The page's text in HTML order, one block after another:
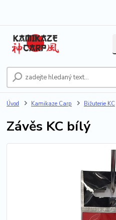
Úvod Kamikaze Carp Bižuterie KC
Závěs KC bílý